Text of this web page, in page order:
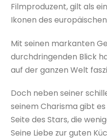
Filmproduzent, gilt als
Ikonen des europäischen
Mit seinen markanten
durchdringenden Blick
auf der ganzen Welt
Doch neben seiner
seinem Charisma gibt
Seite des Stars, die
Seine Liebe zur guten